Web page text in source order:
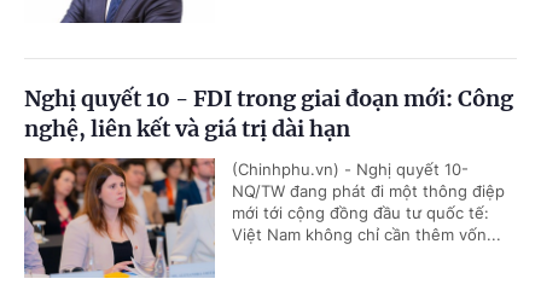
Nghị quyết 10 - FDI trong giai đoạn mới: Công
nghệ, liên kết và giá trị dài hạn
(Chinhphu.vn) - Nghị quyết 10-
NQ/TW đang phát đi một thông điệp
mới tới cộng đồng đầu tư quốc tế:
Việt Nam không chỉ cần thêm vốn...